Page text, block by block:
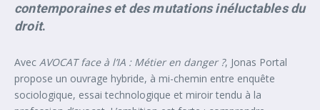
contemporaines et des mutations inéluctables du
droit.
Avec AVOCAT face à l’IA : Métier en danger ?, Jonas Portal
propose un ouvrage hybride, à mi-chemin entre enquête
sociologique, essai technologique et miroir tendu à la